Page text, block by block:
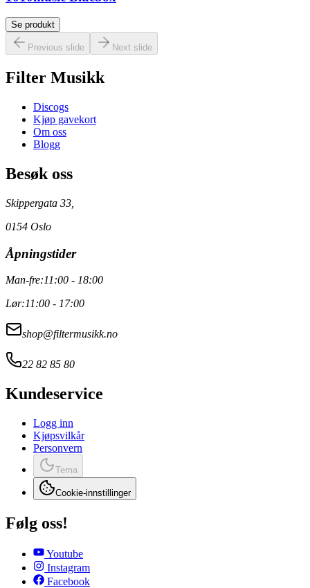
Se produkt
Previous slide Next slide
Filter Musikk
Discogs
Kjøp gavekort
Om oss
Blogg
Besøk oss
Skippergata 33,
0154 Oslo
Åpningstider
Man-fre:11:00 - 18:00
Lør:11:00 - 17:00
shop@filtermusikk.no
22 82 85 80
Kundeservice
Logg inn
Kjøpsvilkår
Personvern
Tema
Cookie-innstillinger
Følg oss!
Youtube
Instagram
Facebook